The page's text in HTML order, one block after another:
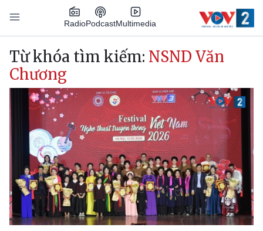
Nhảy đến nội dung
RadioPodcastMultimedia
Main navigation
Từ khóa tìm kiếm: NSND Văn
Chương